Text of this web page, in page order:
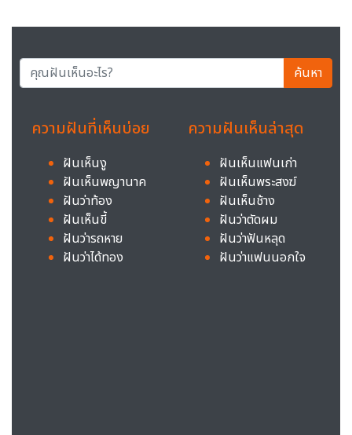
ค้นหา
ความฝันที่เห็นบ่อย
ฝันเห็นงู
ฝันเห็นพญานาค
ฝันว่าท้อง
ฝันเห็นขี้
ฝันว่ารถหาย
ฝันว่าได้ทอง
ความฝันเห็นล่าสุด
ฝันเห็นแฟนเก่า
ฝันเห็นพระสงฆ์
ฝันเห็นช้าง
ฝันว่าตัดผม
ฝันว่าฟันหลุด
ฝันว่าแฟนนอกใจ